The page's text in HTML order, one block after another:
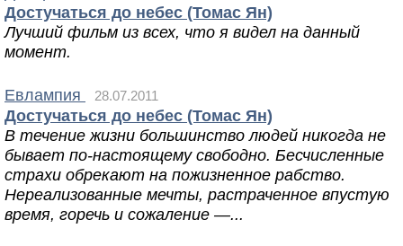
Достучаться до небес (Томас Ян)
Лучший фильм из всех, что я видел на данный
момент.
Евлампия 28.07.2011
Достучаться до небес (Томас Ян)
В течение жизни большинство людей никогда не
бывает по-настоящему свободно. Бесчисленные
страхи обрекают на пожизненное рабство.
Нереализованные мечты, растраченное впустую
время, горечь и сожаление —...